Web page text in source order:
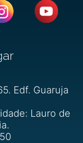
Edf. Guaruja
Lauro de